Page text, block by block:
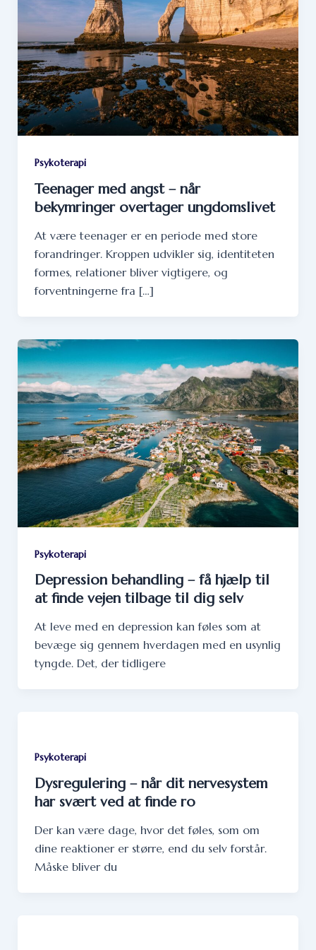
Psykoterapi
Teenager med angst – når
bekymringer overtager ungdomslivet
At være teenager er en periode med store
forandringer. Kroppen udvikler sig, identiteten
formes, relationer bliver vigtigere, og
forventningerne fra […]
Psykoterapi
Depression behandling – få hjælp til
at finde vejen tilbage til dig selv
At leve med en depression kan føles som at
bevæge sig gennem hverdagen med en usynlig
tyngde. Det, der tidligere
Psykoterapi
Dysregulering – når dit nervesystem
har svært ved at finde ro
Der kan være dage, hvor det føles, som om
dine reaktioner er større, end du selv forstår.
Måske bliver du